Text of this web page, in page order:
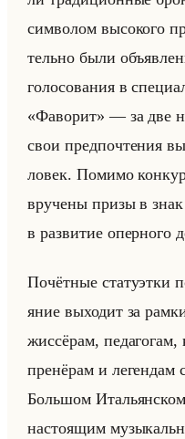
сим­во­лом вы­со­ко­го
тельно были
го­ло­со­ва­ния в
«Фаворит» — за две
свои пред­по­чте­ния
ло­век. По­ми­мо
вру­че­ны призы в
в раз­ви­тие опер­но­го
По­чёт­ные ста­ту­эт­ки
яние вы­хо­дит за
жис­сё­рам,
пре­нё­рам и ле­ген­дам
Большом
на­сто­ящим